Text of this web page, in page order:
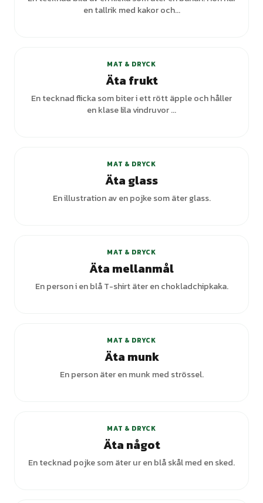
en tallrik med kakor och...
MAT & DRYCK
Äta frukt
En tecknad flicka som biter i ett rött äpple och håller
en klase lila vindruvor ...
MAT & DRYCK
Äta glass
En illustration av en pojke som äter glass.
MAT & DRYCK
Äta mellanmål
En person i en blå T-shirt äter en chokladchipkaka.
MAT & DRYCK
Äta munk
En person äter en munk med strössel.
MAT & DRYCK
Äta något
En tecknad pojke som äter ur en blå skål med en sked.